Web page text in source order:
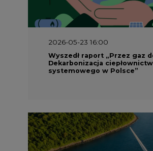
Wyszedł raport „Przez gaz
Dekarbonizacja
systemowego w Polsce”